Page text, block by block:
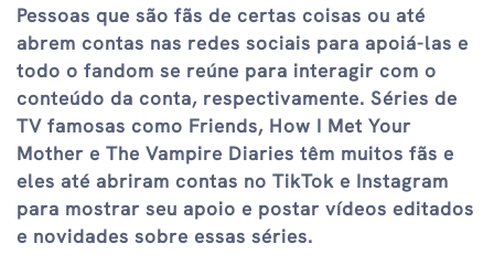
Pessoas que são fãs de certas coisas ou até
abrem contas nas redes sociais para apoiá-las e
todo o fandom se reúne para interagir com o
conteúdo da conta, respectivamente. Séries de
TV famosas como Friends, How I Met Your
Mother e The Vampire Diaries têm muitos fãs e
eles até abriram contas no TikTok e Instagram
para mostrar seu apoio e postar vídeos editados
e novidades sobre essas séries.